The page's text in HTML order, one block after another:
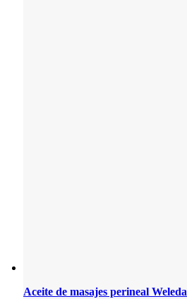
Aceite de masajes perineal Weleda